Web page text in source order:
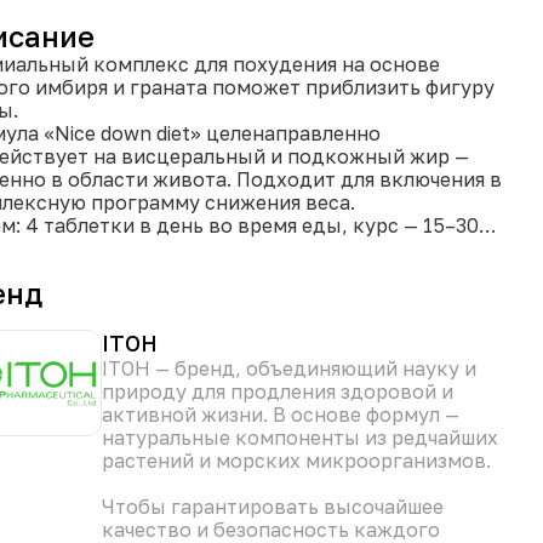
комплекс для похудения на основе
имбиря и граната поможет приблизить фигуру
«Nice down diet» целенаправленно
на висцеральный и подкожный жир —
в области живота. Подходит для включения в
программу снижения веса.
4 таблетки в день во время еды, курс — 15–30
жиросжигание —
в составе чёрного имбиря
подкожный и висцеральный жир (в т. ч. при
липидного обмена — жир из пищи
для энергии, а не откладывается про
действие — эллаговая кислота (из
граната) снижает общий процент жира и
объёмов — заметное сокращение талии и
ITOH
ITOH — бренд, объединяющий науку и
природу для продления здоровой и
активной жизни. В основе формул —
натуральные компоненты из редчайших
растений и морских микроорганизмов.
Чтобы гарантировать высочайшее
качество и безопасность каждого